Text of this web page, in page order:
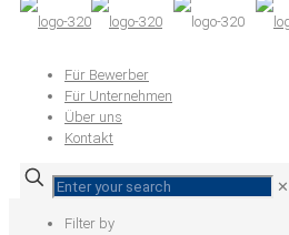
Für Bewerber
Für Unternehmen
Über uns
Kontakt
✕
Filter by